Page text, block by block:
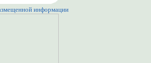
информации